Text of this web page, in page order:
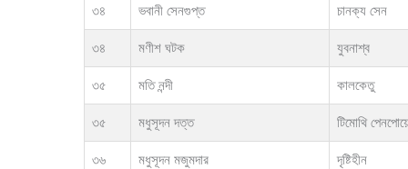
৩৪ ভবানী সেনগুপ্ত চানক্য সেন
৩৪ মণীশ ঘটক যুবনাশ্ব
৩৫ মতি নন্দী কালকেতু
৩৫ মধুসূদন দত্ত টিমোথি
৩৬ মধুসূদন মজুমদার দৃষ্টিহীন